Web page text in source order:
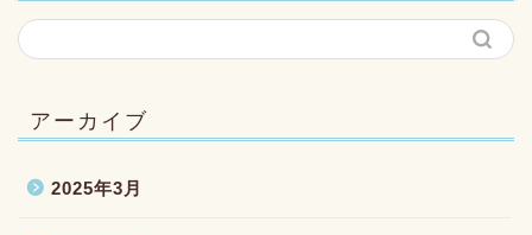
アーカイブ
2025年3月